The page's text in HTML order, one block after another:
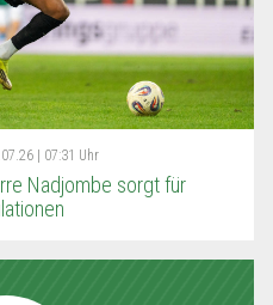
| 07:31 Uhr
Nadjombe sorgt für